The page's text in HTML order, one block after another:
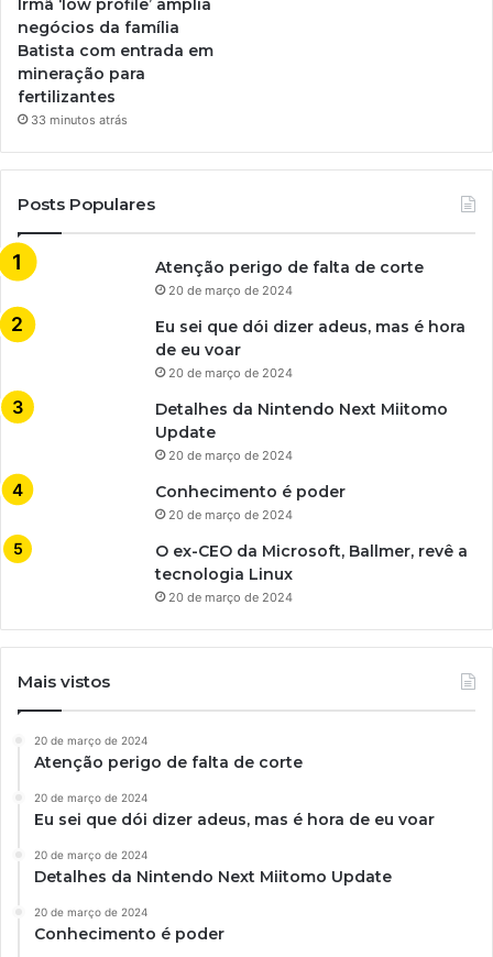
Irmã ‘low profile’ amplia
negócios da família
Batista com entrada em
mineração para
fertilizantes
33 minutos atrás
Posts Populares
Atenção perigo de falta de corte
20 de março de 2024
Eu sei que dói dizer adeus, mas é hora
de eu voar
20 de março de 2024
Detalhes da Nintendo Next Miitomo
Update
20 de março de 2024
Conhecimento é poder
20 de março de 2024
O ex-CEO da Microsoft, Ballmer, revê a
tecnologia Linux
20 de março de 2024
Mais vistos
20 de março de 2024
Atenção perigo de falta de corte
20 de março de 2024
Eu sei que dói dizer adeus, mas é hora de eu voar
20 de março de 2024
Detalhes da Nintendo Next Miitomo Update
20 de março de 2024
Conhecimento é poder